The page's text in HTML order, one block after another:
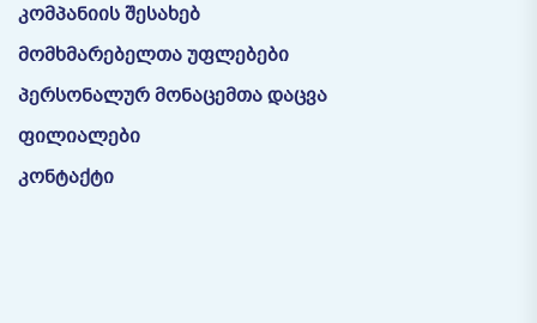
კომპანიის შესახებ
მომხმარებელთა უფლებები
პერსონალურ მონაცემთა დაცვა
ფილიალები
კონტაქტი